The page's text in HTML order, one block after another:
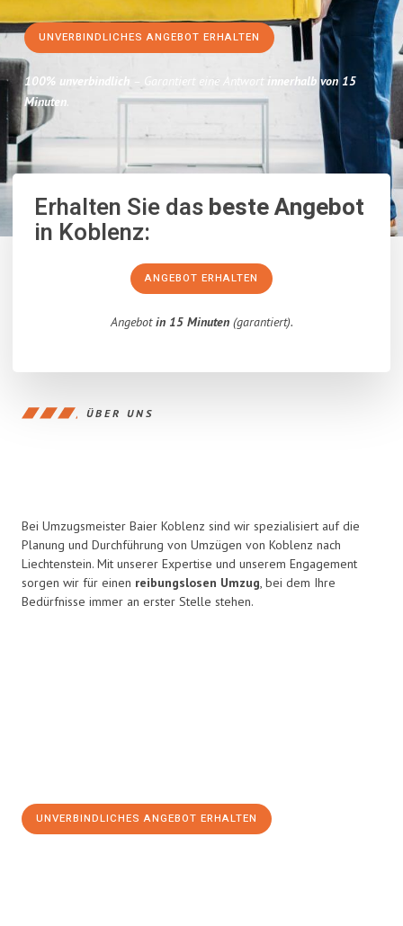
UNVERBINDLICHES ANGEBOT ERHALTEN
100% unverbindlich – Garantiert eine Antwort innerhalb von 15
Minuten.
Erhalten Sie dasbeste Angebot
in Koblenz:
ANGEBOT ERHALTEN
Angebotin 15 Minuten(garantiert).
ÜBER UNS
Bei Umzugsmeister Baier Koblenz sind wir spezialisiert auf die
Planung und Durchführung von Umzügen von Koblenz nach
Liechtenstein. Mit unserer Expertise und unserem Engagement
sorgen wir für einen reibungslosen Umzug, bei dem Ihre
Bedürfnisse immer an erster Stelle stehen.
UNVERBINDLICHES ANGEBOT ERHALTEN